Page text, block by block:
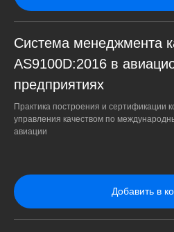
Система менеджмента
AS9100D:2016 в
предприятиях
Практика построения и сертификации
управления качеством по
авиации
Добавить в